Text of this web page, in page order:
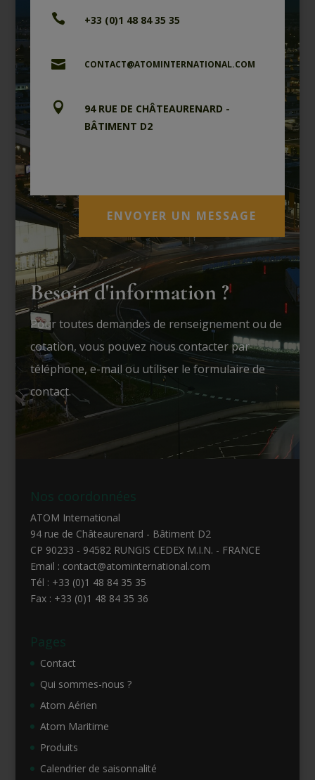
 +33 (0)1 48 84 35 35
 CONTACT@ATOMINTERNATIONAL.COM

94 RUE DE CHÂTEAURENARD -
BÂTIMENT D2
ENVOYER UN MESSAGE
Besoin d'information ?
Pour toutes demandes de renseignement ou de
cotation, vous pouvez nous contacter par
téléphone, e-mail ou utiliser le formulaire de
contact.
Nos coordonnées
ATOM International
94 rue de Châteaurenard - Bâtiment D2
CP 90233 - 94582 RUNGIS CEDEX M.I.N. - FRANCE
Email : contact@atominternational.com
Tél : +33 (0)1 48 84 35 35
Fax : +33 (0)1 48 84 35 36
Pages
Contact
Qui sommes-nous ?
Atom Aérien
Atom Maritime
Produits
Calendrier de saisonnalité